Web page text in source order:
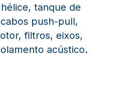
tanque de
push-pull,
filtros, eixos,
acústico.